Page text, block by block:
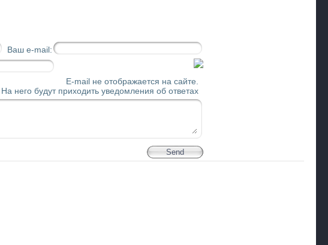
Ваш e-mail:
E-mail не отображается на сайте.
На него будут приходить уведомления об ответах